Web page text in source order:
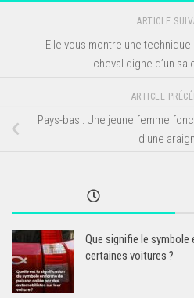
ARTICLE
Elle vous montre une
cheval digne d’un
ARTICLE
Pays-bas : Une jeune femme
d’une
Que signifie le
certaines voitures ?